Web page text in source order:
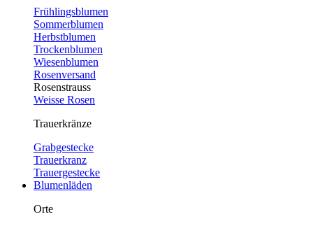
Frühlingsblumen
Sommerblumen
Herbstblumen
Trockenblumen
Wiesenblumen
Rosenversand
Rosenstrauss
Weisse Rosen
Trauerkränze
Grabgestecke
Trauerkranz
Trauergestecke
Blumenläden
Orte